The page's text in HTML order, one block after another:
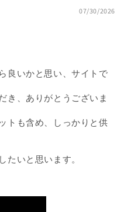
07/30/2026
良いかと思い、サイトで
き、ありがとうございま
トも含め、しっかりと供
たいと思います。